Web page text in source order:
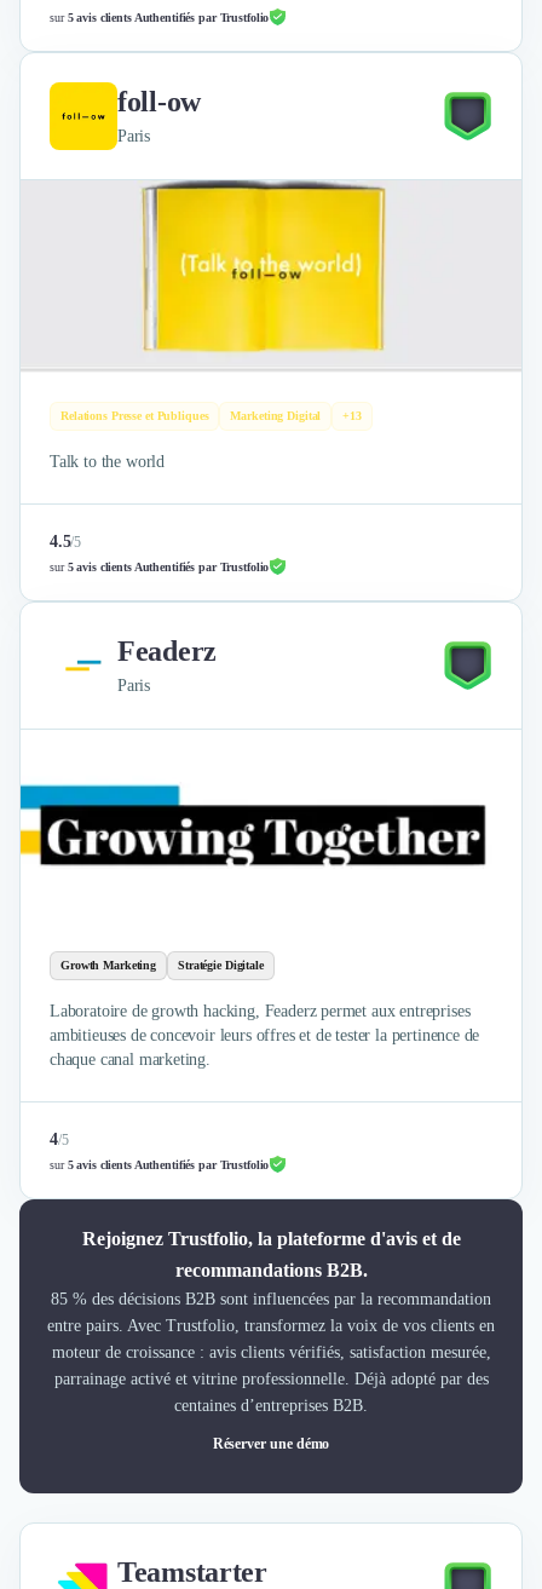
sur5 avis clients Authentifiés par Trustfolio
foll-ow
Paris
Relations Presse et Publiques Marketing Digital +13
Talk to the world
4.5/5
sur5 avis clients Authentifiés par Trustfolio
Feaderz
Paris
Growth Marketing Stratégie Digitale
Laboratoire de growth hacking, Feaderz permet aux entreprises
ambitieuses de concevoir leurs offres et de tester la pertinence de
chaque canal marketing.
4/5
sur5 avis clients Authentifiés par Trustfolio
Rejoignez Trustfolio, la plateforme d'avis et de
recommandations B2B.
85 % des décisions B2B sont influencées par la recommandation
entre pairs. Avec Trustfolio, transformez la voix de vos clients en
moteur de croissance : avis clients vérifiés, satisfaction mesurée,
parrainage activé et vitrine professionnelle. Déjà adopté par des
centaines d’entreprises B2B.
Réserver une démo
Teamstarter